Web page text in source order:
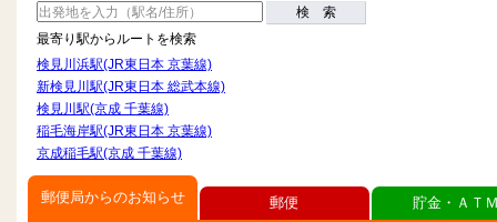
検 索
最寄り駅からルートを検索
検見川浜駅(JR東日本 京葉線)
新検見川駅(JR東日本 総武本線)
検見川駅(京成 千葉線)
稲毛海岸駅(JR東日本 京葉線)
京成稲毛駅(京成 千葉線)
郵便局からのお知らせ 郵便 貯金・ＡＴ